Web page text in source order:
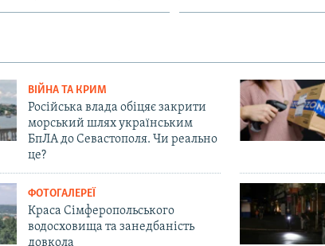
ВІЙНА ТА КРИМ
Російська влада обіцяє закрити
морський шлях українським
БпЛА до Севастополя. Чи реально
це?
ФОТОГАЛЕРЕЇ
Краса Сімферопольського
водосховища та занедбаність
довкола